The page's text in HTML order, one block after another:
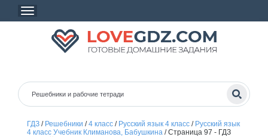
ГДЗ/ Решебники /4 класс/ Русский язык 4 класс/ Русский язык
4 класс Учебник Климанова, Бабушкина/Страница 97 - ГДЗ